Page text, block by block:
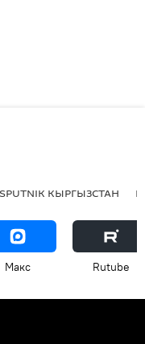
КЫРГЫЗСТАН
Макс Rutube